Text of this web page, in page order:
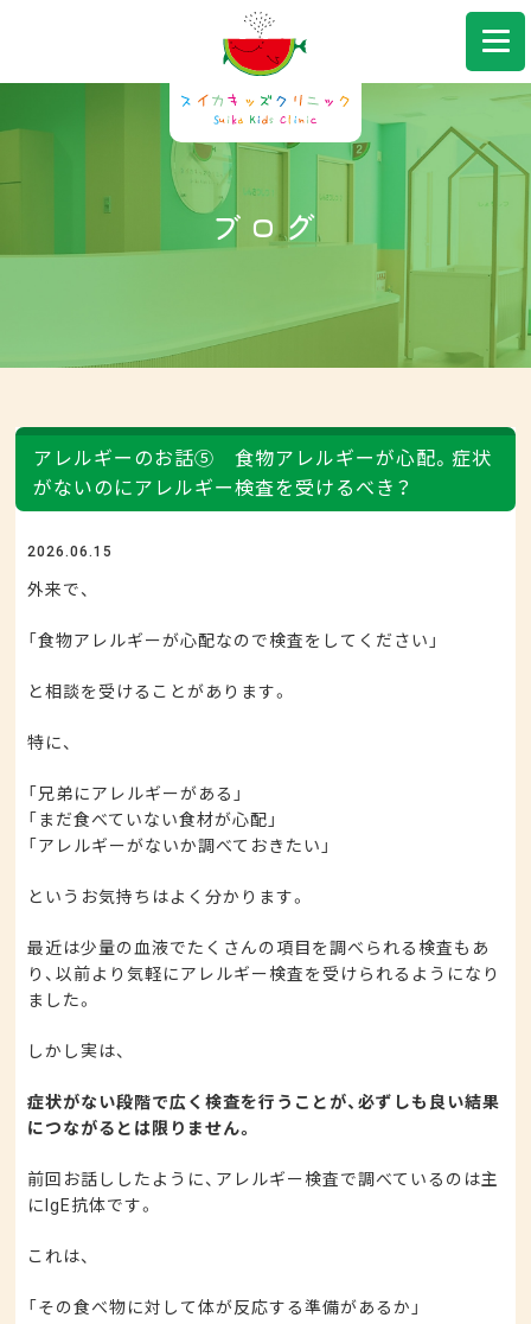
043-306-7580
Web予約
ブログ
アレルギーのお話⑤ 食物アレルギーが心配。症状
がないのにアレルギー検査を受けるべき？
2026.06.15
外来で、
「食物アレルギーが心配なので検査をしてください」
と相談を受けることがあります。
特に、
「兄弟にアレルギーがある」
「まだ食べていない食材が心配」
「アレルギーがないか調べておきたい」
というお気持ちはよく分かります。
最近は少量の血液でたくさんの項目を調べられる検査もあ
り、以前より気軽にアレルギー検査を受けられるようになり
ました。
しかし実は、
症状がない段階で広く検査を行うことが、必ずしも良い結果
につながるとは限りません。
前回お話ししたように、アレルギー検査で調べているのは主
にIgE抗体です。
これは、
「その食べ物に対して体が反応する準備があるか」